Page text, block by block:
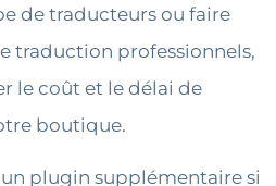
de traducteurs ou faire
traduction professionnels,
le coût et le délai de
boutique.
plugin supplémentaire si